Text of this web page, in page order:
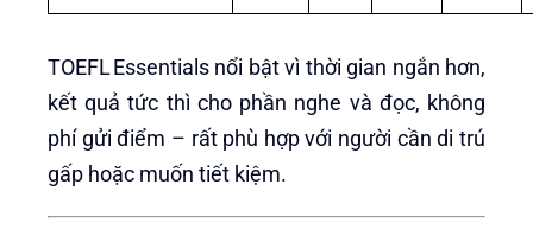
TOEFL Essentials nổi bật vì thời gian ngắn hơn,
kết quả tức thì cho phần nghe và đọc, không
phí gửi điểm – rất phù hợp với người cần di trú
gấp hoặc muốn tiết kiệm.